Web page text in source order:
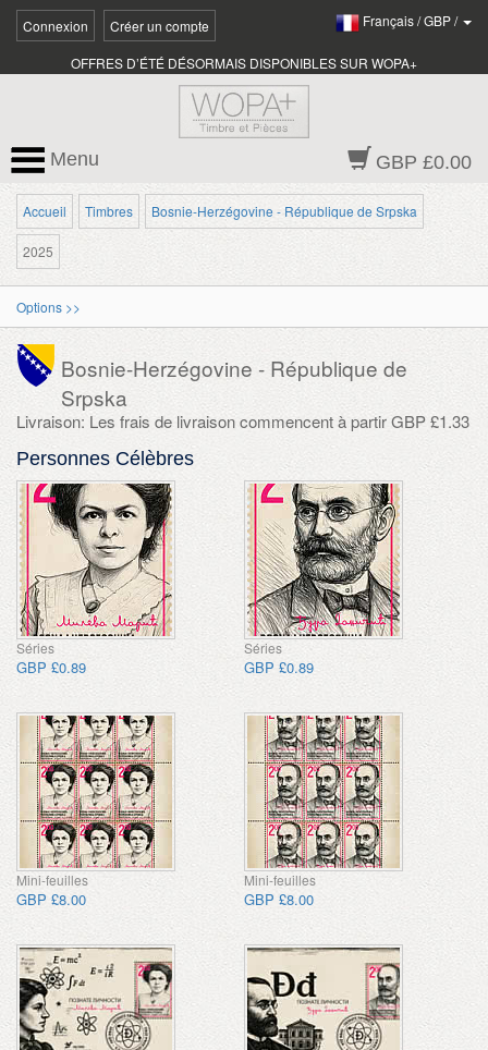
Connexion Créer un compte Français/GBP/
OFFRES D’ÉTÉ DÉSORMAIS DISPONIBLES SUR WOPA+
GBP £0.00
Menu
Accueil Timbres Bosnie-Herzégovine - République de Srpska
2025
Options >>
Bosnie-Herzégovine - République de
Srpska
Livraison: Les frais de livraison commencent à partir GBP £1.33
Personnes Célèbres
Séries
GBP £0.89
Séries
GBP £0.89
Mini-feuilles
GBP £8.00
Mini-feuilles
GBP £8.00